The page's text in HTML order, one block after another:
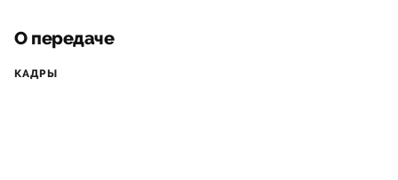
О передаче
КАДРЫ